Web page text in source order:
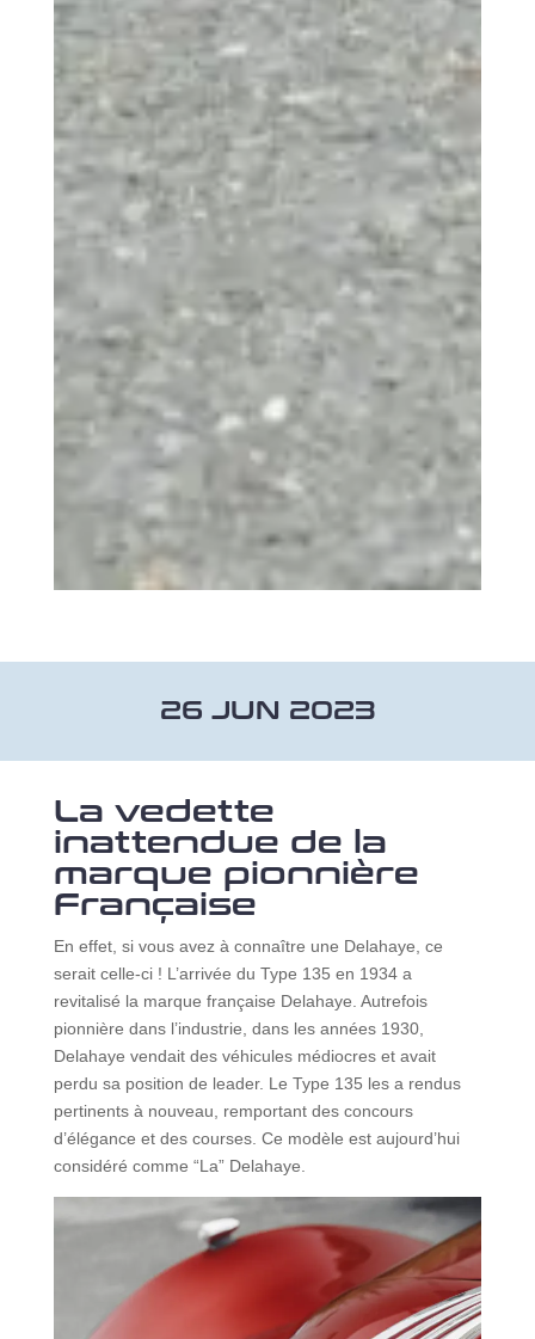
26 JUN 2023
La vedette
inattendue de la
marque pionnière
Française
En effet, si vous avez à connaître une Delahaye, ce
serait celle-ci ! L’arrivée du Type 135 en 1934 a
revitalisé la marque française Delahaye. Autrefois
pionnière dans l’industrie, dans les années 1930,
Delahaye vendait des véhicules médiocres et avait
perdu sa position de leader. Le Type 135 les a rendus
pertinents à nouveau, remportant des concours
d’élégance et des courses. Ce modèle est aujourd’hui
considéré comme “La” Delahaye.